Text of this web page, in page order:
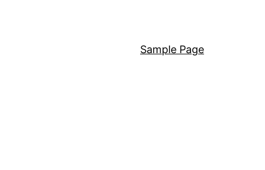
Sample Page